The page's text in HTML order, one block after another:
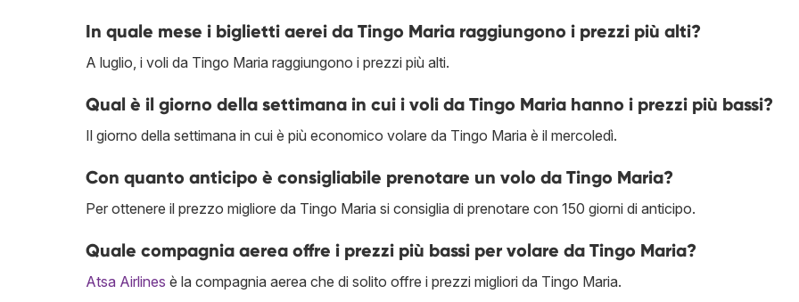
In quale mese i biglietti aerei da Tingo Maria raggiungono i prezzi più alti?
A luglio, i voli da Tingo Maria raggiungono i prezzi più alti.
Qual è il giorno della settimana in cui i voli da Tingo Maria hanno i prezzi più bassi?
Il giorno della settimana in cui è più economico volare da Tingo Maria è il mercoledì.
Con quanto anticipo è consigliabile prenotare un volo da Tingo Maria?
Per ottenere il prezzo migliore da Tingo Maria si consiglia di prenotare con 150 giorni di anticipo.
Quale compagnia aerea offre i prezzi più bassi per volare da Tingo Maria?
Atsa Airlines è la compagnia aerea che di solito offre i prezzi migliori da Tingo Maria.